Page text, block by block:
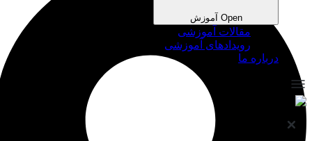
Open آموزش
مقالات آموزشی
رویدادهای آموزشی
درباره ما